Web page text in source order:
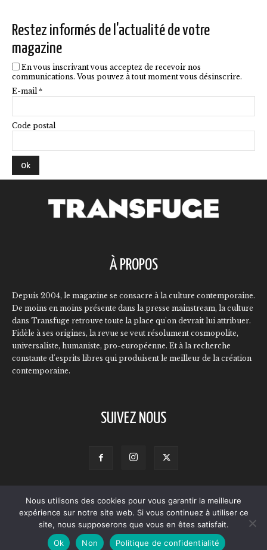
la
page
du
produit
Restez informés de l'actualité de votre
magazine
En vous inscrivant vous acceptez de recevoir nos
communications. Vous pouvez à tout moment vous désinscrire.
E-mail *
Code postal
À PROPOS
Depuis 2004, le magazine se consacre à la culture contemporaine.
De moins en moins présente dans la presse mainstream, la culture
dans Transfuge retrouve toute la place qu'on devrait lui attribuer.
Fidèle à ses origines, la revue se veut résolument cosmopolite,
universaliste, humaniste, pro-européenne. Et à la recherche
constante d'esprits libres qui produisent le meilleur de la création
contemporaine.
SUIVEZ NOUS
Contact Qui sommes-nous ? L’équipe
Annonceurs
Mentions légales
Politique de confidentialité
© Transfuge 2024
Nous utilisons des cookies pour vous garantir la meilleure
expérience sur notre site web. Si vous continuez à utiliser ce
site, nous supposerons que vous en êtes satisfait.
Ok
Non Politique de confidentialité